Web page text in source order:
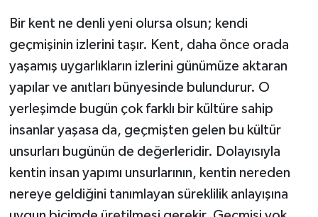
Bir kent ne denli yeni olursa olsun; kendi
geçmişinin izlerini taşır. Kent, daha önce orada
yaşamış uygarlıkların izlerini günümüze aktaran
yapılar ve anıtları bünyesinde bulundurur. O
yerleşimde bugün çok farklı bir kültüre sahip
insanlar yaşasa da, geçmişten gelen bu kültür
unsurları bugünün de değerleridir. Dolayısıyla
kentin insan yapımı unsurlarının, kentin nereden
nereye geldiğini tanımlayan süreklilik anlayışına